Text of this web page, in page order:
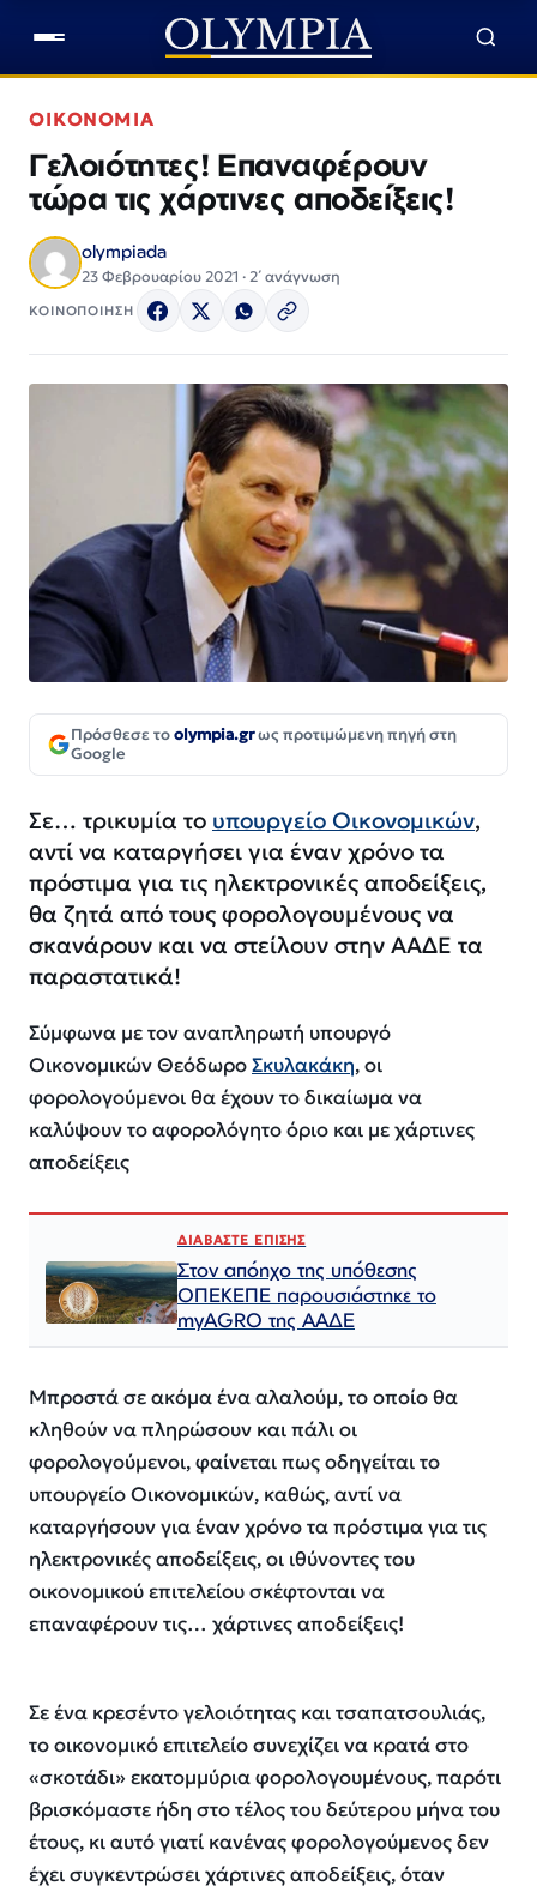
ΟΙΚΟΝΟΜΙΑ
Γελοιότητες! Επαναφέρουν
τώρα τις χάρτινες αποδείξεις!
olympiada
23 Φεβρουαρίου 2021 · 2΄ ανάγνωση
ΚΟΙΝΟΠΟΙΗΣΗ
Πρόσθεσε τοolympia.grως προτιμώμενη πηγή στη
Google
Σε… τρικυμία το υπουργείο Οικονομικών,
αντί να καταργήσει για έναν χρόνο τα
πρόστιμα για τις ηλεκτρονικές αποδείξεις,
θα ζητά από τους φορολογουμένους να
σκανάρουν και να στείλουν στην ΑΑΔΕ τα
παραστατικά!
Σύμφωνα με τον αναπληρωτή υπουργό
Οικονομικών ΘεόδωροΣκυλακάκη, οι
φορολογούμενοι θα έχουν το δικαίωμα να
καλύψουν το αφορολόγητο όριο και με χάρτινες
αποδείξεις
ΔΙΑΒΑΣΤΕ ΕΠΙΣΗΣ
Στον απόηχο της υπόθεσης
ΟΠΕΚΕΠΕ παρουσιάστηκε το
myAGRO της ΑΑΔΕ
Μπροστά σε ακόμα ένα αλαλούμ, το οποίο θα
κληθούν να πληρώσουν και πάλι οι
φορολογούμενοι, φαίνεται πως οδηγείται το
υπουργείο Οικονομικών, καθώς, αντί να
καταργήσουν για έναν χρόνο τα πρόστιμα για τις
ηλεκτρονικές αποδείξεις, οι ιθύνοντες του
οικονομικού επιτελείου σκέφτονται να
επαναφέρουν τις… χάρτινες αποδείξεις!
Σε ένα κρεσέντο γελοιότητας και τσαπατσουλιάς,
το οικονομικό επιτελείο συνεχίζει να κρατά στο
«σκοτάδι» εκατομμύρια φορολογουμένους, παρότι
βρισκόμαστε ήδη στο τέλος του δεύτερου μήνα του
έτους, κι αυτό γιατί κανένας φορολογούμενος δεν
έχει συγκεντρώσει χάρτινες αποδείξεις, όταν